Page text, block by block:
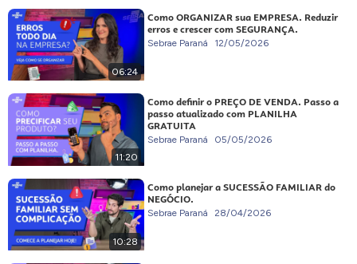
06:24
Como ORGANIZAR sua EMPRESA. Reduzir
erros e crescer com SEGURANÇA.
Sebrae Paraná 12/05/2026
11:20
Como definir o PREÇO DE VENDA. Passo a
passo atualizado com PLANILHA
GRATUITA
Sebrae Paraná 05/05/2026
10:28
Como planejar a SUCESSÃO FAMILIAR do
NEGÓCIO.
Sebrae Paraná 28/04/2026